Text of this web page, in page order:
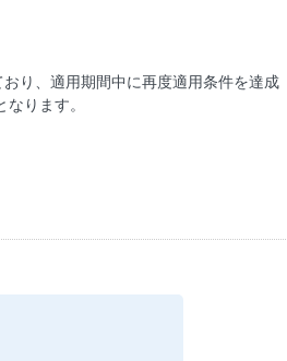
り、適用期間中に再度適用条件を達成
ります。